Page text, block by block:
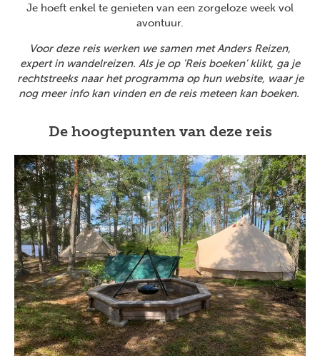
Je hoeft enkel te genieten van een zorgeloze week vol
avontuur.
Voor deze reis werken we samen met Anders Reizen,
expert in wandelreizen. Als je op 'Reis boeken' klikt, ga je
rechtstreeks naar het programma op hun website, waar je
nog meer info kan vinden en de reis meteen kan boeken.
De hoogtepunten van deze reis